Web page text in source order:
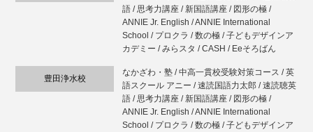
語 / 思考力講座 / 新国語講座 / 図形の極 /
ANNIE Jr. English / ANNIE International
School / プロクラ / 数の極 / 子どもデザインア
カデミー / みらスタ / CASH / Eeそろばん
豊田浄水校
なかざわ・塾 / 中高一貫校受験対策コース / 英
語スクール アニー / 速読国語力太郎 / 速読聴英
語 / 思考力講座 / 新国語講座 / 図形の極 /
ANNIE Jr. English / ANNIE International
School / プロクラ / 数の極 / 子どもデザインア